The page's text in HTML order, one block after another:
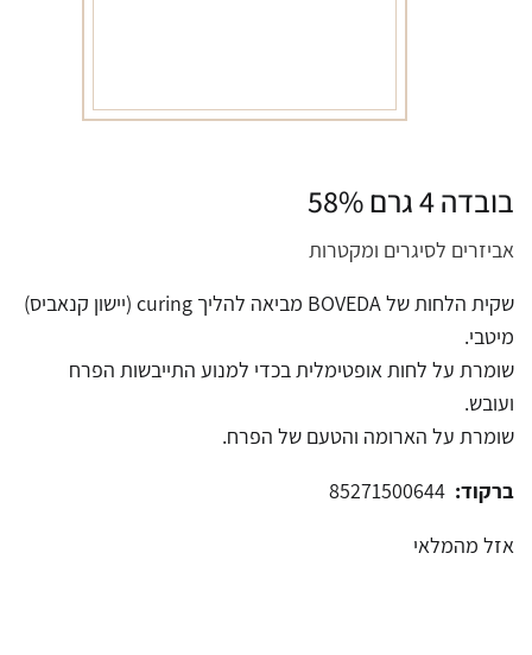
בובדה 4 גרם 58%
אביזרים לסיגרים ומקטרות
שקית הלחות של BOVEDA מביאה להליך curing (יישון קנאביס)
מיטבי.
שומרת על לחות אופטימלית בכדי למנוע התייבשות הפרח
ועובש.
שומרת על הארומה והטעם של הפרח.
ברקוד:
אזל מהמלאי